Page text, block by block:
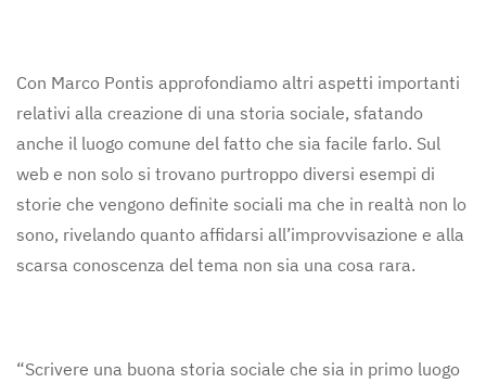
Con Marco Pontis approfondiamo altri aspetti importanti
relativi alla creazione di una storia sociale, sfatando
anche il luogo comune del fatto che sia facile farlo. Sul
web e non solo si trovano purtroppo diversi esempi di
storie che vengono definite sociali ma che in realtà non lo
sono, rivelando quanto affidarsi all’improvvisazione e alla
scarsa conoscenza del tema non sia una cosa rara.
“Scrivere una buona storia sociale che sia in primo luogo